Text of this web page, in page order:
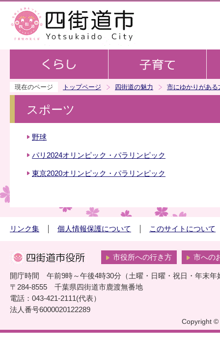
現在のページ トップページ 四街道の魅力 市にゆかりがある
スポーツ
野球
パリ2024オリンピック・パラリンピック
東京2020オリンピック・パラリンピック
リンク集 個人情報保護について このサイトについて
市役所への行き方 市への
開庁時間 午前9時～午後4時30分（土曜・日曜・祝日・年末年
〒284-8555 千葉県四街道市鹿渡無番地
電話：043-421-2111(代表）
法人番号6000020122289
Copyright ©